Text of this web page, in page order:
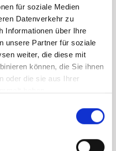
für soziale Medien
Datenverkehr zu
Informationen über Ihre
unsere Partner für soziale
weiter, die diese mit
können, die Sie ihnen
oder die sie aus Ihrer